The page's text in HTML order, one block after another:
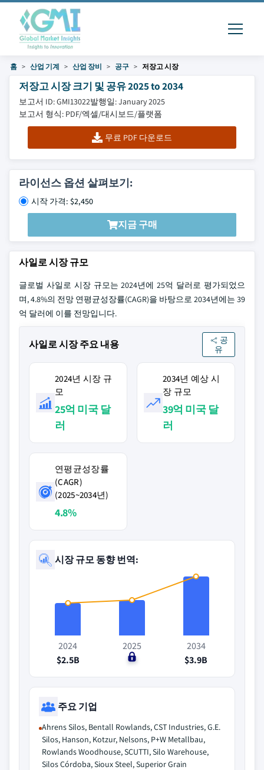
홈 산업 기계 산업 장비 공구 저장고 시장
저장고 시장 크기 및 공유 2025 to 2034
보고서 ID: GMI13022발행일: January 2025
보고서 형식: PDF/엑셀/대시보드/플랫폼
무료 PDF 다운로드
라이선스 옵션 살펴보기:
시작 가격: $2,450
지금 구매
사일로 시장 규모
글로벌 사일로 시장 규모는 2024년에 25억 달러로 평가되었으
며, 4.8%의 전망 연평균성장률(CAGR)을 바탕으로 2034년에는 39
억 달러에 이를 전망입니다.
사일로 시장 주요 내용
공
유
2024년 시장 규
모
25억 미국 달
러
2034년 예상 시
장 규모
39억 미국 달
러
연평균성장률
(CAGR)
(2025~2034년)
4.8%
시장 규모 동향 번역:
2024
$2.5B
2025
$0
2034
$3.9B
주요 기업
Ahrens Silos, Bentall Rowlands, CST Industries, G.E.
Silos, Hanson, Kotzur, Nelsons, P+W Metallbau,
Rowlands Woodhouse, SCUTTI, Silo Warehouse,
Silos Córdoba, Sioux Steel, Superior Grain